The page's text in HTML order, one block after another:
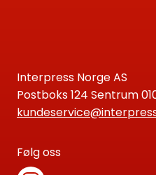
Interpress Norge AS
Postboks 124 Sentrum
Følg oss